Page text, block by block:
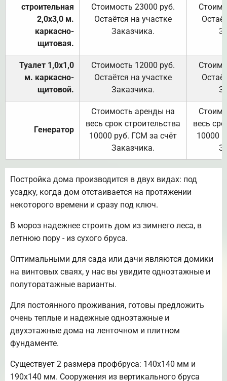
строительная
2,0х3,0 м.
каркасно-
щитовая.
Стоимость 23000 руб.
Остаётся на участке
Заказчика.
Туалет 1,0х1,0
м. каркасно-
щитовой.
Стоимость 12000 руб.
Остаётся на участке
Заказчика.
Генератор
Стоимость аренды на
весь срок строительства
10000 руб. ГСМ за счёт
Заказчика.
весь
10000
Постройка дома производится в двух видах: под
усадку, когда дом отстаивается на протяжении
некоторого времени и сразу под ключ.
В мороз надежнее строить дом из зимнего леса, в
летнюю пору - из сухого бруса.
Оптимальными для сада или дачи являются домики
на винтовых сваях, у нас вы увидите одноэтажные и
полуторатажные варианты.
Для постоянного проживания, готовы предложить
очень теплые и надежные одноэтажные и
двухэтажные дома на ленточном и плитном
фундаменте.
Существует 2 размера профбруса: 140х140 мм и
190х140 мм. Сооружения из вертикального бруса